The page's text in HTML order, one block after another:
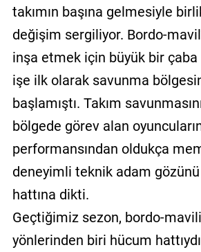
takımın başına gelmesiyle
değişim sergiliyor. Bordo-
inşa etmek için büyük bir çaba
işe ilk olarak savunma
başlamıştı. Takım
bölgede görev alan
performansından oldukça
deneyimli teknik adam
hattına dikti.
Geçtiğimiz sezon, bordo-
yönlerinden biri hücum